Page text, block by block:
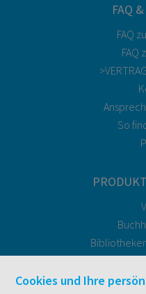
FAQ
FAQ
FAQ
So
Druckerei
Cookies und Ihre